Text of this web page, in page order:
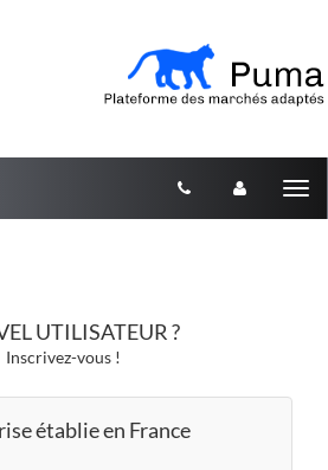
UTILISATEUR ?
Inscrivez-vous !
établie en France